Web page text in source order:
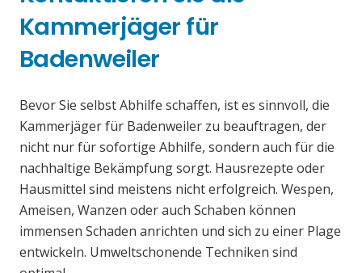
Kammerjäger für
Badenweiler
Bevor Sie selbst Abhilfe schaffen, ist es sinnvoll, die
Kammerjäger für Badenweiler zu beauftragen, der
nicht nur für sofortige Abhilfe, sondern auch für die
nachhaltige Bekämpfung sorgt. Hausrezepte oder
Hausmittel sind meistens nicht erfolgreich. Wespen,
Ameisen, Wanzen oder auch Schaben können
immensen Schaden anrichten und sich zu einer Plage
entwickeln. Umweltschonende Techniken sind